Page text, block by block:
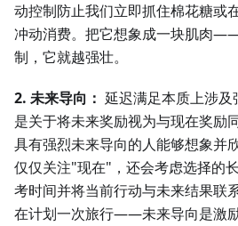
动控制防止我们立即抓住棉花糖或
冲动消费。把它想象成一块肌肉
制，它就越强壮。
2. 未来导向： 延迟满足本质上涉
是关于将未来奖励视为与现在奖励
具有强烈未来导向的人能够想象并
仅仅关注"现在"，还会考虑选择的
考时间并将当前行动与未来结果联
在计划一次旅行——未来导向是激